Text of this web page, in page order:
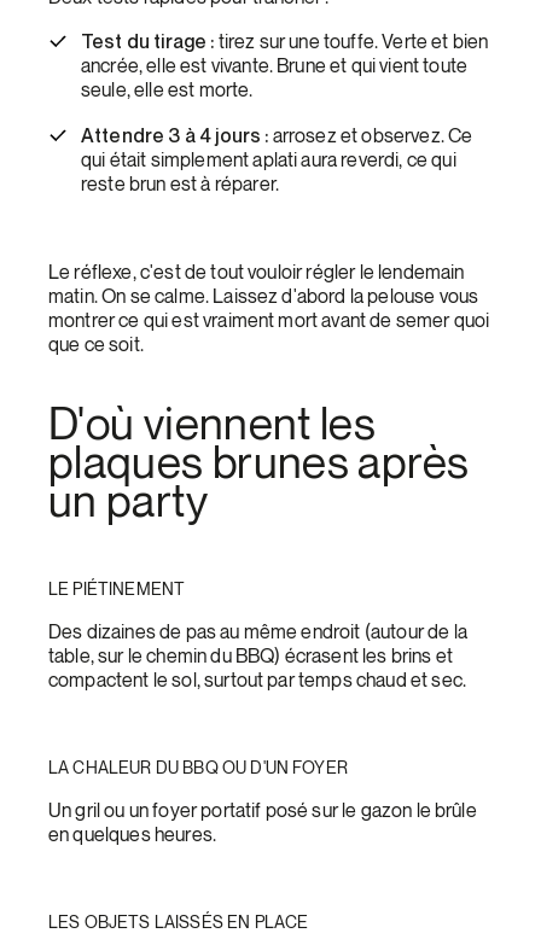
Test du tirage : tirez sur une touffe. Verte et bien
ancrée, elle est vivante. Brune et qui vient toute
seule, elle est morte.
Attendre 3 à 4 jours : arrosez et observez. Ce
qui était simplement aplati aura reverdi, ce qui
reste brun est à réparer.
Le réflexe, c'est de tout vouloir régler le lendemain
matin. On se calme. Laissez d'abord la pelouse vous
montrer ce qui est vraiment mort avant de semer quoi
que ce soit.
D'où viennent les
plaques brunes après
un party
LE PIÉTINEMENT
Des dizaines de pas au même endroit (autour de la
table, sur le chemin du BBQ) écrasent les brins et
compactent le sol, surtout par temps chaud et sec.
LA CHALEUR DU BBQ OU D'UN FOYER
Un gril ou un foyer portatif posé sur le gazon le brûle
en quelques heures.
LES OBJETS LAISSÉS EN PLACE